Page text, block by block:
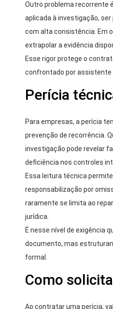
Outro problema recorrente
aplicada à investigação,
com alta consistência. Em
extrapolar a evidência
Esse rigor protege o
confrontado por assistente
Perícia
Para empresas, a perícia
prevenção de recorrência.
investigação pode revelar
deficiência nos controles
Essa leitura técnica
responsabilização por
raramente se limita ao
jurídica.
É nesse nível de exigência
documento, mas
formal.
Como
Ao contratar uma perícia,